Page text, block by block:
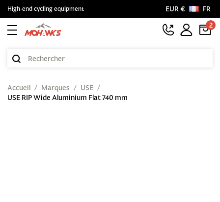
High-end cycling equipment EUR €
FR
2
Accueil Marques
USE
USE RIP Wide Aluminium Flat 740 mm